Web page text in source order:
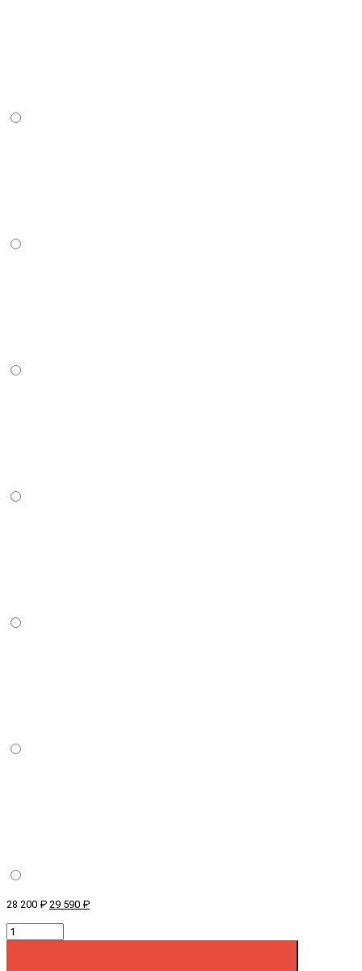
28 200 ₽ 29 590 ₽